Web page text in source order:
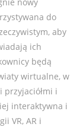
do
aby
ich
będą
wirtualne, w
przyjaciółmi i
interaktywna i
VR, AR i